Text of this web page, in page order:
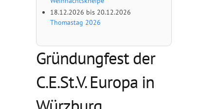
18.12.2026 bis 20.12.2026
Thomastag 2026
Gründungfest der
C.E.St.V. Europa in